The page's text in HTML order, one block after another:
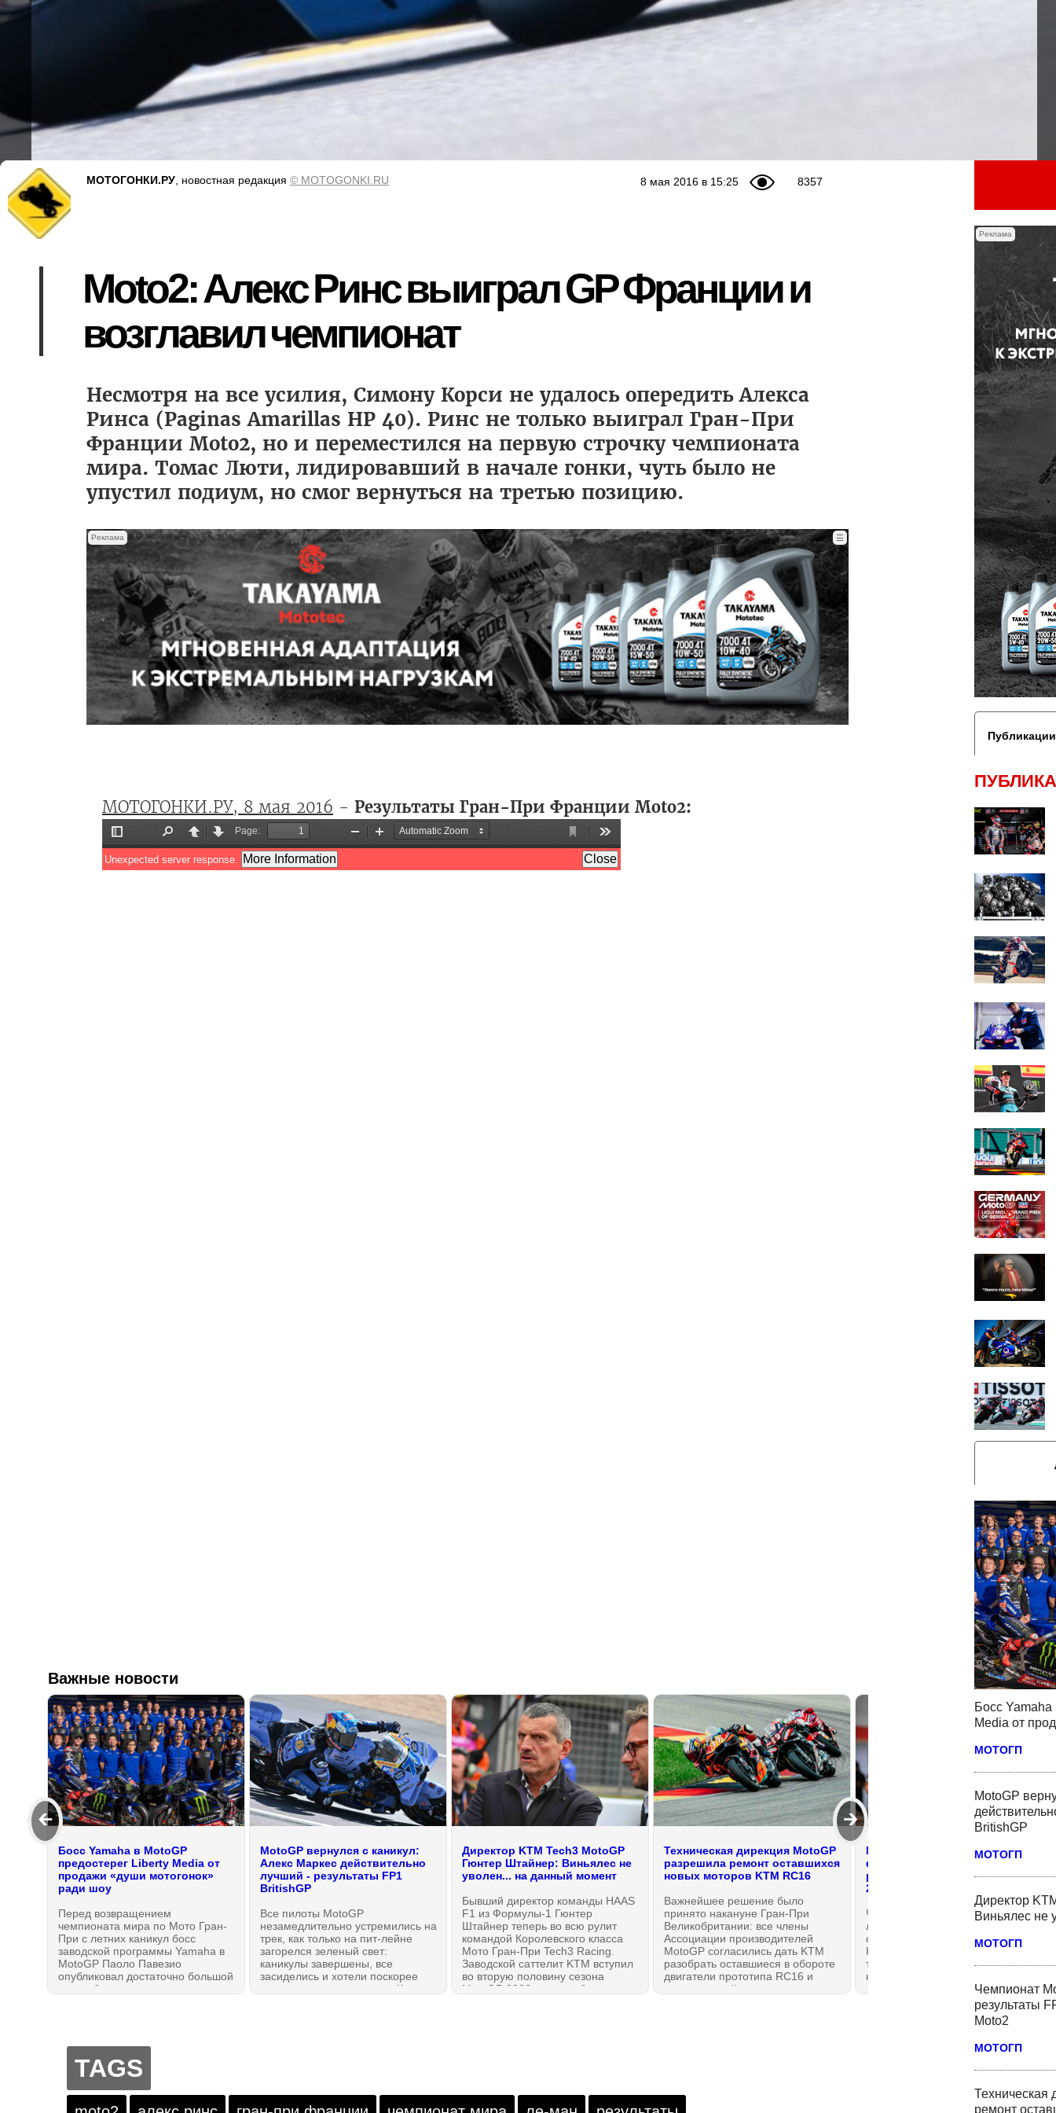
Реклама
Босс Yamaha
Media от
МОТОГП
MotoGP
BritishGP
МОТОГП
Директор
Виньялес не
МОТОГП
Чемпионат
результаты
Moto2
МОТОГП
Техническая
ремонт
8357
8 мая 2016 в 15:25
МОТОГОНКИ.РУ , новостная редакция © MOTOGONKI.RU
Moto2: Алекс Ринс выиграл GP Франции и
возглавил чемпионат
Несмотря на все усилия, Симону Корси не удалось опередить Алекса
Ринса (Paginas Amarillas HP 40). Ринс не только выиграл Гран-При
Франции Moto2, но и переместился на первую строчку чемпионата
мира. Томас Люти, лидировавший в начале гонки, чуть было не
упустил подиум, но смог вернуться на третью позицию.
Реклама ☰
МОТОГОНКИ.РУ, 8 мая 2016 - Результаты Гран-При Франции Moto2:
Важные новости
🡰 🡲
Босс Yamaha в MotoGP
предостерег Liberty Media от
продажи «души мотогонок»
ради шоу
Перед возвращением
чемпионата мира по Мото Гран-
При с летних каникул босс
заводской программы Yamaha в
MotoGP Паоло Павезио
опубликовал достаточно большой
видео-блог из серии
— Liberty Media не опускаться до
банального «циркового шоу» на
потеху зрителей и не продавать
«душу мотогонок» ради
MotoGP вернулся с каникул:
Алекс Маркес действительно
лучший - результаты FP1
BritishGP
Все пилоты MotoGP
незамедлительно устремились на
трек, как только на пит-лейне
загорелся зеленый свет:
каникулы завершены, все
засиделись и хотели поскорее
вернуть чувство скорости. Как
Директор KTM Tech3 MotoGP
Гюнтер Штайнер: Виньялес не
уволен... на данный момент
Бывший директор команды HAAS
F1 из Формулы-1 Гюнтер
Штайнер теперь во всю рулит
командой Королевского класса
Мото Гран-При Tech3 Racing.
Заводской саттелит KTM вступил
во вторую половину сезона
MotoGP 2026 года необычным
Техническая дирекция MotoGP
разрешила ремонт оставшихся
новых моторов KTM RC16
Важнейшее решение было
принято накануне Гран-При
Великобритании: все члены
Ассоциации производителей
MotoGP согласились дать KTM
разобрать оставшиеся в обороте
двигатели прототипа RC16 и
устранить найденную угрозу
Марк Маркес - о своем
физическом состоянии и
реальном раскладе в MotoGP
2026 после каникул
Чемпионат MotoGP вернулся с
летних каникул в Сильверстоуне,
с минуты на минуту в
Нортхэмптоне стартуют первые
тренировки BritishGP. Вот, с каким
настроением возвращается к
работе действующий чемпион
МотоГП Марк Маркес из Ducati
TAGS